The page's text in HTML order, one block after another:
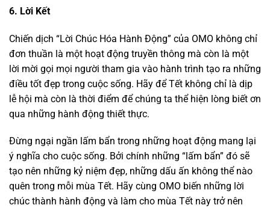
6. Lời Kết
Chiến dịch “Lời Chúc Hóa Hành Động” của OMO không chỉ
đơn thuần là một hoạt động truyền thông mà còn là một
lời mời gọi mọi người tham gia vào hành trình tạo ra những
điều tốt đẹp trong cuộc sống. Hãy để Tết không chỉ là dịp
lễ hội mà còn là thời điểm để chúng ta thể hiện lòng biết ơn
qua những hành động thiết thực.
Đừng ngại ngần lấm bẩn trong những hoạt động mang lại
ý nghĩa cho cuộc sống. Bởi chính những “lấm bẩn” đó sẽ
tạo nên những kỷ niệm đẹp, những dấu ấn không thể nào
quên trong mỗi mùa Tết. Hãy cùng OMO biến những lời
chúc thành hành động và làm cho mùa Tết này trở nên